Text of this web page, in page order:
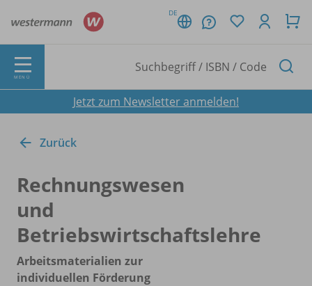
DE
MENÜ
Jetzt zum Newsletter anmelden!
Zurück
Rechnungswesen
und
Betriebswirtschaftslehre
Arbeitsmaterialien zur
individuellen Förderung